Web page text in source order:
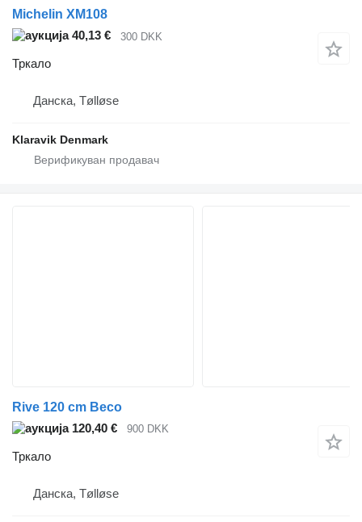
Michelin XM108
40,13 €
300 DKK
Тркало
Данска, Tølløse
Klaravik Denmark
Rive 120 cm Beco
120,40 €
900 DKK
Тркало
Данска, Tølløse